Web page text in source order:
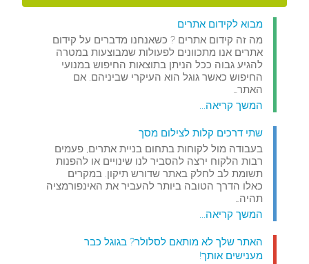
מבוא לקידום אתרים
מה זה קידום אתרים ? כשאנחנו מדברים על קידום
אתרים אנו מתכוונים לפעולות שמבוצעות במטרה
להגיע גבוה ככל הניתן בתוצאות החיפוש במנועי
החיפוש כאשר גוגל הוא העיקרי שביניהם. אם
האתר…
המשך קריאה...
שתי דרכים קלות לצילום מסך
בעבודה מול לקוחות בתחום בניית אתרים, פעמים
רבות הלקוח ירצה להסביר לנו שינויים או להפנות
תשומת לב לחלק באתר שדורש תיקון. במקרים
כאלו הדרך הטובה ביותר להעביר את האינפורמציה
תהיה…
המשך קריאה...
האתר שלך לא מותאם לסלולר? בגוגל כבר
מענישים אותך!